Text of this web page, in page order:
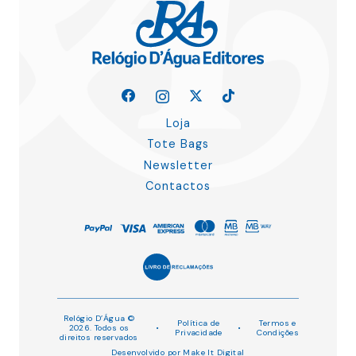
Loja
Tote Bags
Newsletter
Contactos
Relógio D’Água ©
2026. Todos os
direitos reservados
•
Política de
Privacidade
•
Termos e
Condições
Desenvolvido por Make It Digital